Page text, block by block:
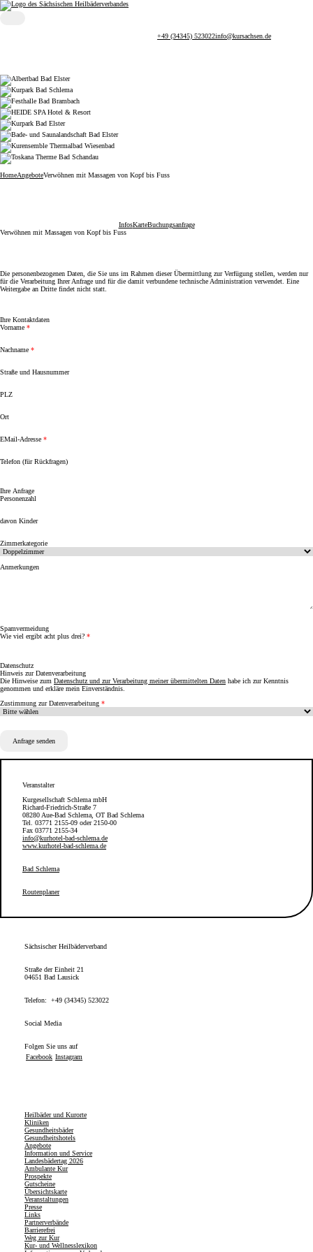
Sächsischer Heilbäderverband
+49 (34345) 523022info@kursachsen.de
HomeAngeboteVerwöhnen mit Massagen von Kopf bis Fuss
InfosKarteBuchungsanfrage
Verwöhnen mit Massagen von Kopf bis Fuss
Die personenbezogenen Daten, die Sie uns im Rahmen dieser Übermittlung zur Verfügung stellen, werden nur
für die Verarbeitung Ihrer Anfrage und für die damit verbundene technische Administration verwendet. Eine
Weitergabe an Dritte findet nicht statt.
Ihre Kontaktdaten
Vorname
Nachname
Straße und Hausnummer
PLZ
Ort
EMail-Adresse
Telefon (für Rückfragen)
Ihre Anfrage
Personenzahl
davon Kinder
Zimmerkategorie
Anmerkungen
Spamvermeidung
Wie viel ergibt acht plus drei?
Datenschutz
Hinweis zur Datenverarbeitung
Die Hinweise zum Datenschutz und zur Verarbeitung meiner übermittelten Daten habe ich zur Kenntnis
genommen und erkläre mein Einverständnis.
Zustimmung zur Datenverarbeitung
Anfrage senden
Veranstalter
Kurgesellschaft Schlema mbH
Richard-Friedrich-Straße 7
08280 Aue-Bad Schlema, OT Bad Schlema
Tel. 03771 2155-09 oder 2150-00
Fax 03771 2155-34
info@kurhotel-bad-schlema.de
www.kurhotel-bad-schlema.de
Bad Schlema
Routenplaner
Sächsischer Heilbäderverband
Straße der Einheit 21
04651 Bad Lausick
Telefon: +49 (34345) 523022
Social Media
Folgen Sie uns auf
Facebook Instagram
Heilbäder und Kurorte
Kliniken
Gesundheitsbäder
Gesundheitshotels
Angebote
Information und Service
Landesbädertag 2026
Ambulante Kur
Prospekte
Gutscheine
Übersichtskarte
Veranstaltungen
Presse
Links
Partnerverbände
Barrierefrei
Weg zur Kur
Kur- und Wellnesslexikon